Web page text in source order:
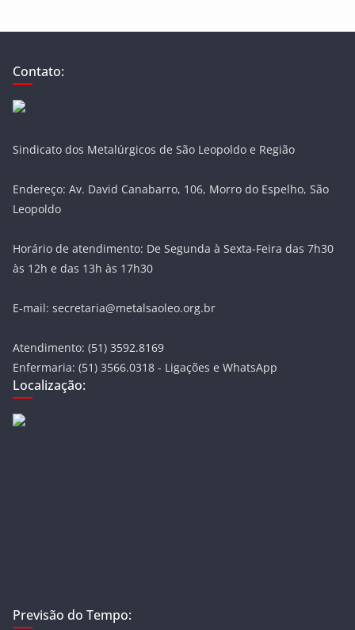
Contato:
Sindicato dos Metalúrgicos de São Leopoldo e Região
Endereço: Av. David Canabarro, 106, Morro do Espelho, São
Leopoldo
Horário de atendimento: De Segunda à Sexta-Feira das 7h30
às 12h e das 13h às 17h30
E-mail: secretaria@metalsaoleo.org.br
Atendimento: (51) 3592.8169
Enfermaria: (51) 3566.0318 - Ligações e WhatsApp
Localização:
Previsão do Tempo: